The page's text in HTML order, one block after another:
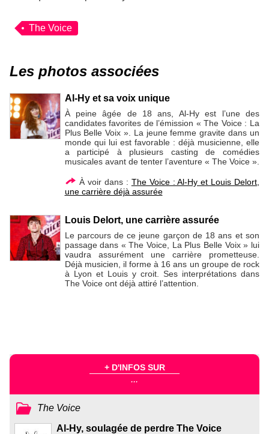
The Voice
Les photos associées
Al-Hy et sa voix unique
À peine âgée de 18 ans, Al-Hy est l’une des
candidates favorites de l’émission « The Voice : La
Plus Belle Voix ». La jeune femme gravite dans un
monde qui lui est favorable : déjà musicienne, elle
a participé à plusieurs casting de comédies
musicales avant de tenter l’aventure « The Voice ».
À voir dans : The Voice : Al-Hy et Louis Delort,
une carrière déjà assurée
Louis Delort, une carrière assurée
Le parcours de ce jeune garçon de 18 ans et son
passage dans « The Voice, La Plus Belle Voix » lui
vaudra assurément une carrière prometteuse.
Déjà musicien, il forme à 16 ans un groupe de rock
à Lyon et Louis y croit. Ses interprétations dans
The Voice ont déjà attiré l’attention.
+ D'INFOS SUR
...
The Voice
Al-Hy, soulagée de perdre The Voice